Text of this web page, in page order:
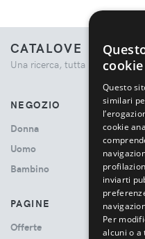
CATALOVE
Una ricerca, tutta la moda.
NEGOZIO
Donna
Uomo
Bambino
PAGINE
Offerte
cookie
Questo
similari
cookie
inviarti
Per
alcuni o a